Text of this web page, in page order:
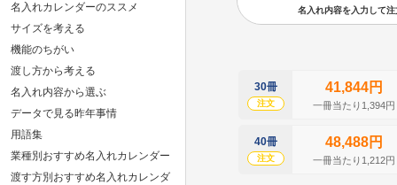
名入れ内容を入力して
30冊
注文
41,844円
一冊当たり1,394円
40冊
注文
48,488円
一冊当たり1,212円
名入れカレンダーのススメ
サイズを考える
機能のちがい
渡し方から考える
名入れ内容から選ぶ
データで見る昨年事情
用語集
業種別おすすめ名入れカレンダー
渡す方別おすすめ名入れカレンダ